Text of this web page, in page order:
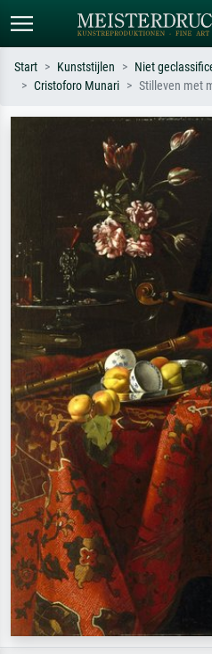
Zoek op kunstenaar, titel of stijl – bijv.
Monet, Sterrennacht, impressionisme,
Hokusai-golf, naakt.
Start Kunststijlen
Niet
Cristoforo Munari
Stilleven met